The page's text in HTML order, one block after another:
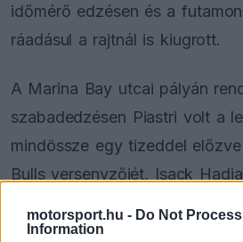
motorsport.hu - Do Not
Information
időmérő edzésen és a
ráadásul a rajtnál is kiugrott.
A Marina Bay utcai pályán
szabadedzésen Piastri volt a
mindössze egy tizeddel
Bulls versenyzőjét, Isack
csapattársa, Lando Norris